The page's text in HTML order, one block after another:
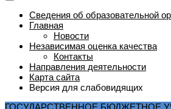
Сведения об образовательной
Главная
Новости
Независимая оценка качества
Контакты
Направления деятельности
Карта сайта
Версия для слабовидящих
ГОСУДАРСТВЕННОЕ БЮДЖЕТНОЕ